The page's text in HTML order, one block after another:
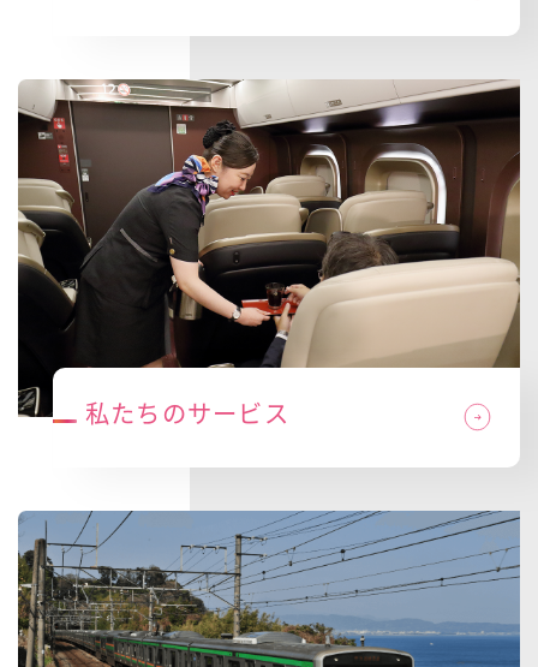
私たちのサービス